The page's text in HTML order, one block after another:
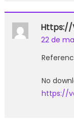
Https://
22 de
No
https://